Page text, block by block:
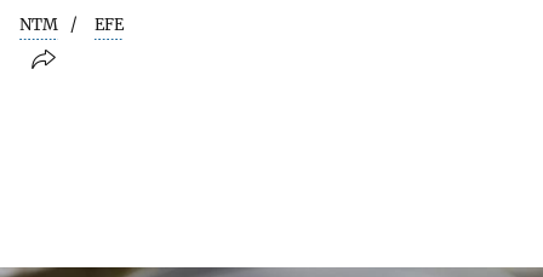
NTM EFE